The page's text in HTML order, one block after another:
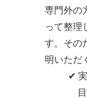
専門外の
って整理
す。その
明いただ
✔
目